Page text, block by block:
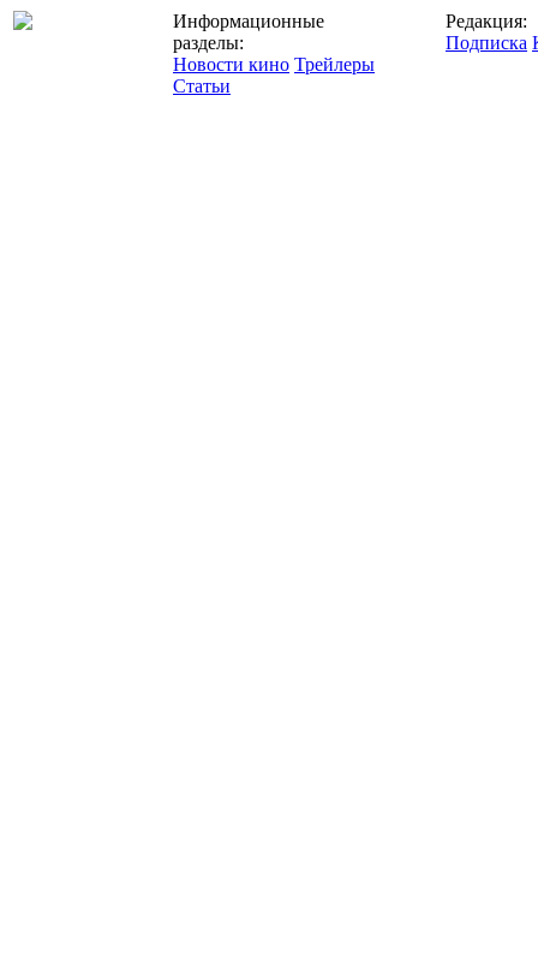
Информационные
разделы:
Новости кино Трейлеры
Статьи
Редакция:
Подписка